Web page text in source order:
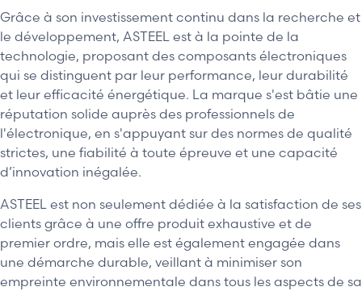
Grâce à son investissement continu dans la recherche et
le développement, ASTEEL est à la pointe de la
technologie, proposant des composants électroniques
qui se distinguent par leur performance, leur durabilité
et leur efficacité énergétique. La marque s'est bâtie une
réputation solide auprès des professionnels de
l'électronique, en s'appuyant sur des normes de qualité
strictes, une fiabilité à toute épreuve et une capacité
d’innovation inégalée.
ASTEEL est non seulement dédiée à la satisfaction de ses
clients grâce à une offre produit exhaustive et de
premier ordre, mais elle est également engagée dans
une démarche durable, veillant à minimiser son
empreinte environnementale dans tous les aspects de sa